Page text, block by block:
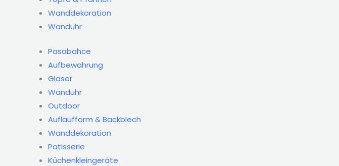
Wanddekoration
Wanduhr
Pasabahce
Aufbewahrung
Gläser
Wanduhr
Outdoor
Auflaufform & Backblech
Wanddekoration
Patisserie
Küchenkleingeräte